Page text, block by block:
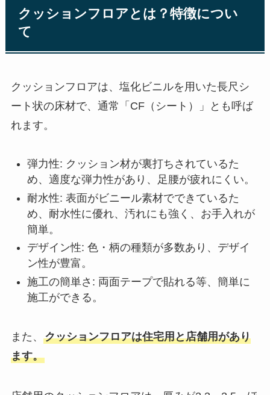
クッションフロアとは？特徴につい
て
クッションフロアは、塩化ビニルを用いた長尺シ
ート状の床材で、通常「CF（シート）」とも呼ば
れます。
弾力性: クッション材が裏打ちされているた
め、適度な弾力性があり、足腰が疲れにくい。
耐水性: 表面がビニール素材でできているた
め、耐水性に優れ、汚れにも強く、お手入れが
簡単。
デザイン性: 色・柄の種類が多数あり、デザイ
ン性が豊富。
施工の簡単さ: 両面テープで貼れる等、簡単に
施工ができる。
また、 クッションフロアは住宅用と店舗用があり
ます。